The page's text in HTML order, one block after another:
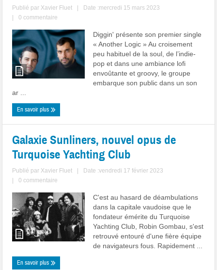
Publié par Xavier Fluet
Date :mercredi 15 mars 2023
0 commentaire
Diggin' présente son premier single
« Another Logic » Au croisement
peu habituel de la soul, de l’indie-
pop et dans une ambiance lofi
envoûtante et groovy, le groupe
embarque son public dans un son
ar ...
En savoir plus
Galaxie Sunliners, nouvel opus de
Turquoise Yachting Club
Publié par Xavier Fluet
Date :vendredi 17 février 2023
0 commentaire
C'est au hasard de déambulations
dans la capitale vaudoise que le
fondateur émérite du Turquoise
Yachting Club, Robin Gombau, s'est
retrouvé entouré d'une fière équipe
de navigateurs fous. Rapidement ...
En savoir plus